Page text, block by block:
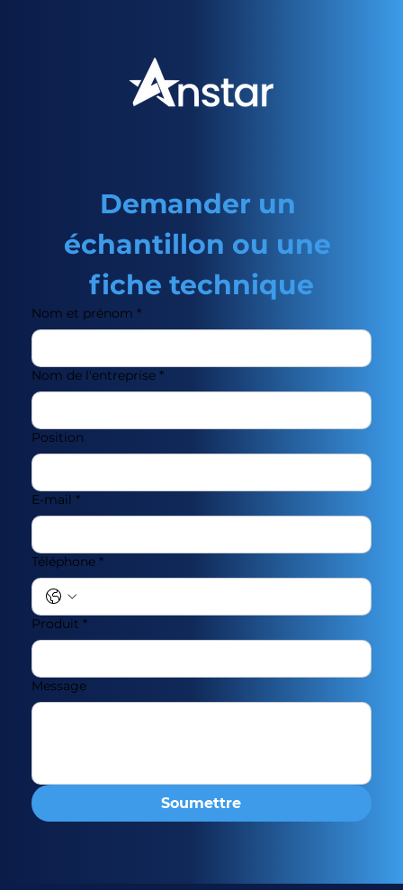
Demander un
échantillon ou une
fiche technique
Nom et prénom *
Nom de l'entreprise *
Position
E-mail *
Téléphone *
Produit *
Message
Soumettre